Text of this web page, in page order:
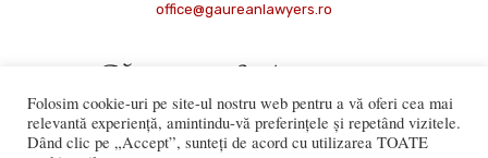
office@gaureanlawyers.ro
Folosim cookie-uri pe site-ul nostru web pentru a vă oferi cea mai
relevantă experiență, amintindu-vă preferințele și repetând vizitele.
Dând clic pe „Accept”, sunteți de acord cu utilizarea TOATE